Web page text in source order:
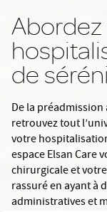
de
De la
retrouvez tout
votre
espace Elsan Care
chirurgicale et
rassuré en ayant
administratives et